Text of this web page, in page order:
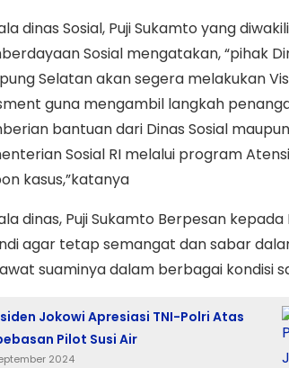
dinas Sosial, Puji Sukamto yang
Sosial mengatakan, “pihak
Selatan akan segera melakukan
guna mengambil langkah
bantuan dari Dinas Sosial
Sosial RI melalui program
kasus,”katanya
dinas, Puji Sukamto Berpesan kepada
agar tetap semangat dan sabar
suaminya dalam berbagai kondisi
Jokowi Apresiasi TNI-Polri Atas
Pilot Susi Air
2024